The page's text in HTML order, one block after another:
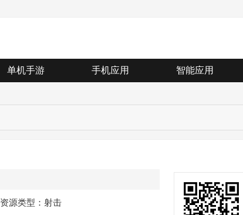
单机手游 手机应用 智能应用
资源类型：射击